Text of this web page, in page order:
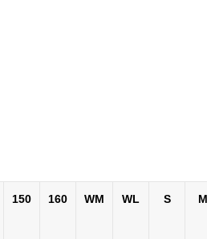
150 160 WM WL S M